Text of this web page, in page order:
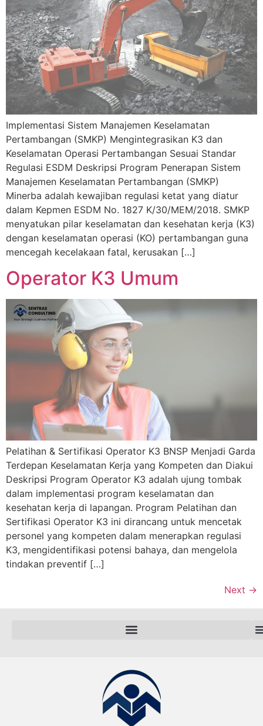
Implementasi Sistem Manajemen Keselamatan
Pertambangan (SMKP) Mengintegrasikan K3 dan
Keselamatan Operasi Pertambangan Sesuai Standar
Regulasi ESDM Deskripsi Program Penerapan Sistem
Manajemen Keselamatan Pertambangan (SMKP)
Minerba adalah kewajiban regulasi ketat yang diatur
dalam Kepmen ESDM No. 1827 K/30/MEM/2018. SMKP
menyatukan pilar keselamatan dan kesehatan kerja (K3)
dengan keselamatan operasi (KO) pertambangan guna
mencegah kecelakaan fatal, kerusakan […]
Operator K3 Umum
Pelatihan & Sertifikasi Operator K3 BNSP Menjadi Garda
Terdepan Keselamatan Kerja yang Kompeten dan Diakui
Deskripsi Program Operator K3 adalah ujung tombak
dalam implementasi program keselamatan dan
kesehatan kerja di lapangan. Program Pelatihan dan
Sertifikasi Operator K3 ini dirancang untuk mencetak
personel yang kompeten dalam menerapkan regulasi
K3, mengidentifikasi potensi bahaya, dan mengelola
tindakan preventif […]
Next →